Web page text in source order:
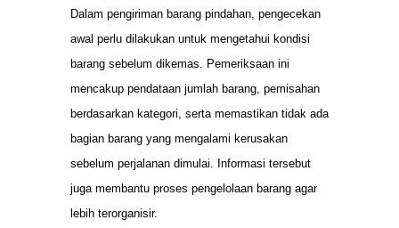
Dalam pengiriman barang pindahan, pengecekan
awal perlu dilakukan untuk mengetahui kondisi
barang sebelum dikemas. Pemeriksaan ini
mencakup pendataan jumlah barang, pemisahan
berdasarkan kategori, serta memastikan tidak ada
bagian barang yang mengalami kerusakan
sebelum perjalanan dimulai. Informasi tersebut
juga membantu proses pengelolaan barang agar
lebih terorganisir.